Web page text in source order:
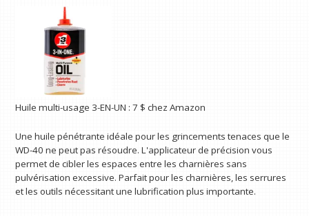
Huile multi-usage 3-EN-UN : 7 $ chez Amazon
Une huile pénétrante idéale pour les grincements tenaces que le
WD-40 ne peut pas résoudre. L'applicateur de précision vous
permet de cibler les espaces entre les charnières sans
pulvérisation excessive. Parfait pour les charnières, les serrures
et les outils nécessitant une lubrification plus importante.